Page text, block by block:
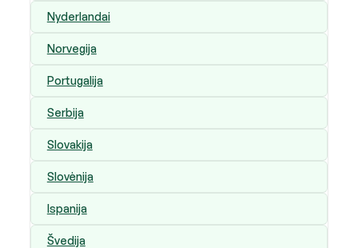
Nyderlandai
Norvegija
Portugalija
Serbija
Slovakija
Slovėnija
Ispanija
Švedija